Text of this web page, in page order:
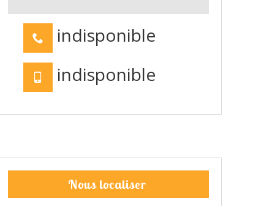
indisponible
indisponible
Nous localiser